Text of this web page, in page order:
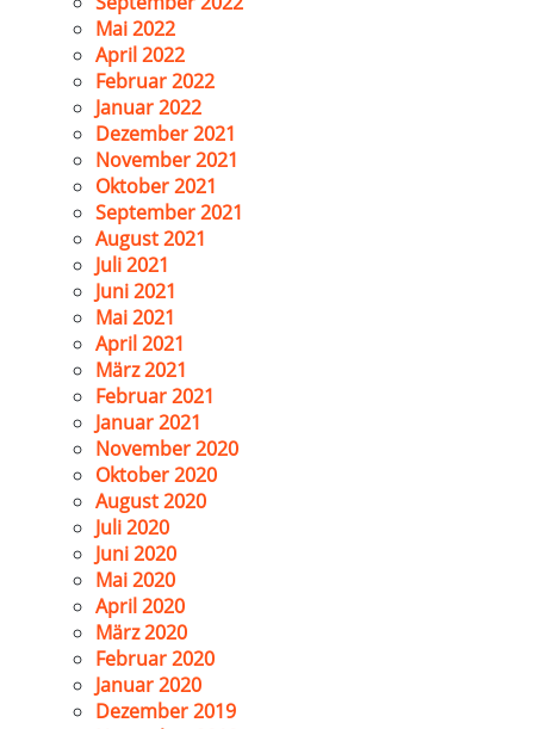
Mai 2022
April 2022
Februar 2022
Januar 2022
Dezember 2021
November 2021
Oktober 2021
September 2021
August 2021
Juli 2021
Juni 2021
Mai 2021
April 2021
März 2021
Februar 2021
Januar 2021
November 2020
Oktober 2020
August 2020
Juli 2020
Juni 2020
Mai 2020
April 2020
März 2020
Februar 2020
Januar 2020
Dezember 2019